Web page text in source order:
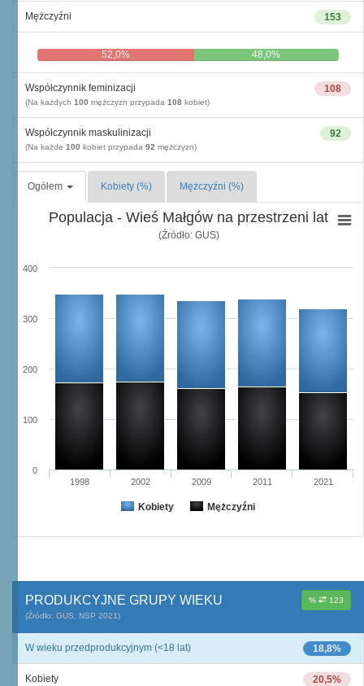
153
Mężczyźni
52,0% 48,0%
108
Współczynnik feminizacji
(Na każdych 100 mężczyzn przypada 108 kobiet)
92
Współczynnik maskulinizacji
(Na każde 100 kobiet przypada 92 mężczyzn)
Ogółem Kobiety (%) Mężczyźni (%)
Populacja - Wieś Małgów na przestrzeni lat
(Źródło: GUS)
Kobiety Mężczyźni
1998 2002 2009 2011 2021
0
100
200
300
400
% 123
PRODUKCYJNE GRUPY WIEKU
(Źródło: GUS, NSP 2021)
18,8%
W wieku przedprodukcyjnym (<18 lat)
20,5%
Kobiety